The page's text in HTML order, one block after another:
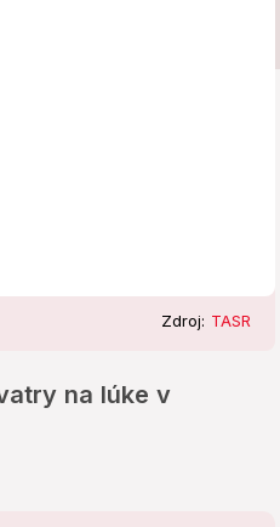
Zdroj: TASR
na lúke v
vatry na lúke v